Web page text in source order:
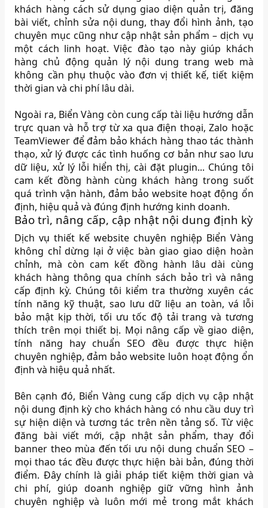
khách hàng cách sử dụng giao diện quản trị, đăng
bài viết, chỉnh sửa nội dung, thay đổi hình ảnh, tạo
chuyên mục cũng như cập nhật sản phẩm – dịch vụ
một cách linh hoạt. Việc đào tạo này giúp khách
hàng chủ động quản lý nội dung trang web mà
không cần phụ thuộc vào đơn vị thiết kế, tiết kiệm
thời gian và chi phí lâu dài.
Ngoài ra, Biển Vàng còn cung cấp tài liệu hướng dẫn
trực quan và hỗ trợ từ xa qua điện thoại, Zalo hoặc
TeamViewer để đảm bảo khách hàng thao tác thành
thạo, xử lý được các tình huống cơ bản như sao lưu
dữ liệu, xử lý lỗi hiển thị, cài đặt plugin... Chúng tôi
cam kết đồng hành cùng khách hàng trong suốt
quá trình vận hành, đảm bảo website hoạt động ổn
định, hiệu quả và đúng định hướng kinh doanh.
Bảo trì, nâng cấp, cập nhật nội dung định kỳ
Dịch vụ thiết kế website chuyên nghiệp Biển Vàng
không chỉ dừng lại ở việc bàn giao giao diện hoàn
chỉnh, mà còn cam kết đồng hành lâu dài cùng
khách hàng thông qua chính sách bảo trì và nâng
cấp định kỳ. Chúng tôi kiểm tra thường xuyên các
tính năng kỹ thuật, sao lưu dữ liệu an toàn, vá lỗi
bảo mật kịp thời, tối ưu tốc độ tải trang và tương
thích trên mọi thiết bị. Mọi nâng cấp về giao diện,
tính năng hay chuẩn SEO đều được thực hiện
chuyên nghiệp, đảm bảo website luôn hoạt động ổn
định và hiệu quả nhất.
Bên cạnh đó, Biển Vàng cung cấp dịch vụ cập nhật
nội dung định kỳ cho khách hàng có nhu cầu duy trì
sự hiện diện và tương tác trên nền tảng số. Từ việc
đăng bài viết mới, cập nhật sản phẩm, thay đổi
banner theo mùa đến tối ưu nội dung chuẩn SEO –
mọi thao tác đều được thực hiện bài bản, đúng thời
điểm. Đây chính là giải pháp tiết kiệm thời gian và
chi phí, giúp doanh nghiệp giữ vững hình ảnh
chuyên nghiệp và luôn mới mẻ trong mắt khách